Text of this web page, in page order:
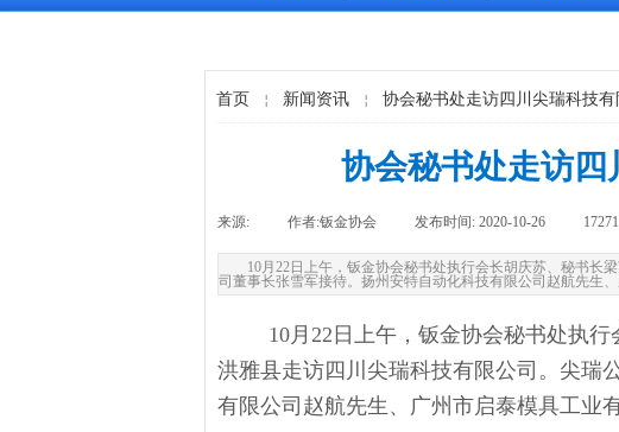
首页 ￤ 新闻资讯 ￤ 协会秘书处走访四川尖瑞科技有
协会秘书处走访四
来源: 作者:钣金协会 发布时间: 2020-10-26 17271
10月22日上午，钣金协会秘书处执行会长胡庆苏、秘书长
司董事长张雪军接待。扬州安特自动化科技有限公司赵航先生
10月22日上午，钣金协会秘书处执
洪雅县走访四川尖瑞科技有限公司。尖瑞
有限公司赵航先生 、广州市启泰模具工业